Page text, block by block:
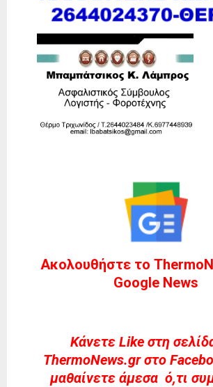
Ακολουθήστε το
Google News
Kάνετε Like στη
ThermoNews.gr στο
μαθαίνετε άμεσα ό,τι